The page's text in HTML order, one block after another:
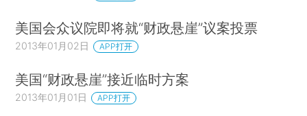
美国会众议院即将就“财政悬崖”议案投票
2013年01月02日 APP打开
美国“财政悬崖”接近临时方案
2013年01月01日 APP打开